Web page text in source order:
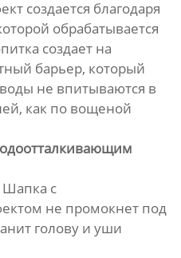
создается благодаря
обрабатывается
создает на
барьер, который
не впитываются в
как по вощеной
Шапка с
не промокнет под
голову и уши